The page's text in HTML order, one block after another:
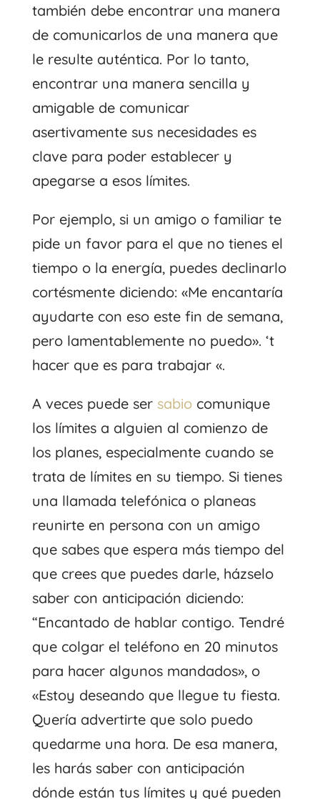
también debe encontrar una manera
de comunicarlos de una manera que
le resulte auténtica. Por lo tanto,
encontrar una manera sencilla y
amigable de comunicar
asertivamente sus necesidades es
clave para poder establecer y
apegarse a esos límites.
Por ejemplo, si un amigo o familiar te
pide un favor para el que no tienes el
tiempo o la energía, puedes declinarlo
cortésmente diciendo: «Me encantaría
ayudarte con eso este fin de semana,
pero lamentablemente no puedo». ‘t
hacer que es para trabajar «.
A veces puede ser sabiocomunique
los límites a alguien al comienzo de
los planes, especialmente cuando se
trata de límites en su tiempo. Si tienes
una llamada telefónica o planeas
reunirte en persona con un amigo
que sabes que espera más tiempo del
que crees que puedes darle, házselo
saber con anticipación diciendo:
“Encantado de hablar contigo. Tendré
que colgar el teléfono en 20 minutos
para hacer algunos mandados», o
«Estoy deseando que llegue tu fiesta.
Quería advertirte que solo puedo
quedarme una hora. De esa manera,
les harás saber con anticipación
dónde están tus límites y qué pueden